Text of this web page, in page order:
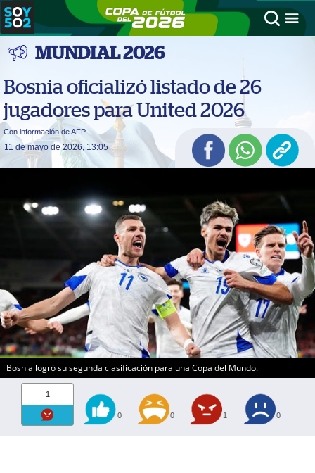
MUNDIAL 2026
Bosnia oficializó listado de 26
jugadores para United 2026
Con información de AFP
11 de mayo de 2026, 13:05
Bosnia logró su segunda clasificación para una Copa del Mundo.
1
0 0 1 0